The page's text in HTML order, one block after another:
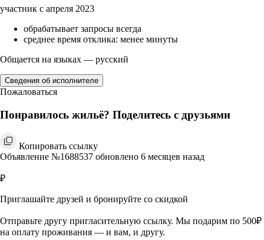
участник с апреля 2023
обрабатывает запросы всегда
среднее время отклика: менее минуты
Общается на языках — русский
Сведения об исполнителе
Пожаловаться
Понравилось жильё? Поделитесь с друзьями
Копировать ссылку
Объявление №1688537 обновлено 6 месяцев назад
₽
Приглашайте друзей и бронируйте со скидкой
Отправьте другу пригласительную ссылку. Мы подарим по 500₽
на оплату проживания — и вам, и другу.